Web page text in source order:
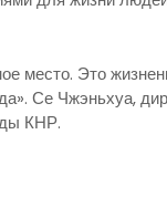
место. Это
Се Чжэньхуа,
КНР.